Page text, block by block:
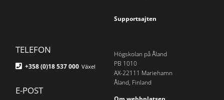
Supportsajten
TELEFON
+358 (0)18 537 000 Växel
E-POST
Högskolan på Åland
PB 1010
AX-22111 Mariehamn
Åland, Finland